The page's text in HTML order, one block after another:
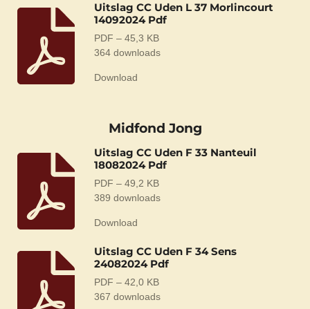
Uitslag CC Uden L 37 Morlincourt
14092024 Pdf
PDF – 45,3 KB
364 downloads
Download
Midfond Jong
Uitslag CC Uden F 33 Nanteuil
18082024 Pdf
PDF – 49,2 KB
389 downloads
Download
Uitslag CC Uden F 34 Sens
24082024 Pdf
PDF – 42,0 KB
367 downloads